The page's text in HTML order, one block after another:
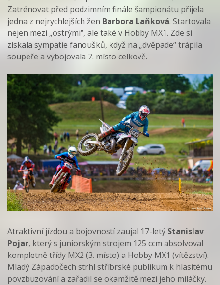
Zatrénovat před podzimním finále šampionátu přijela
jedna z nejrychlejších žen Barbora Laňková. Startovala
nejen mezi „ostrými“, ale také v Hobby MX1. Zde si
získala sympatie fanoušků, když na „dvěpade“ trápila
soupeře a vybojovala 7. místo celkově.
Atraktivní jízdou a bojovností zaujal 17-letý Stanislav
Pojar, který s juniorským strojem 125 ccm absolvoval
kompletně třídy MX2 (3. místo) a Hobby MX1 (vítězství).
Mladý Západočech strhl stříbrské publikum k hlasitému
povzbuzování a zařadil se okamžitě mezi jeho miláčky.